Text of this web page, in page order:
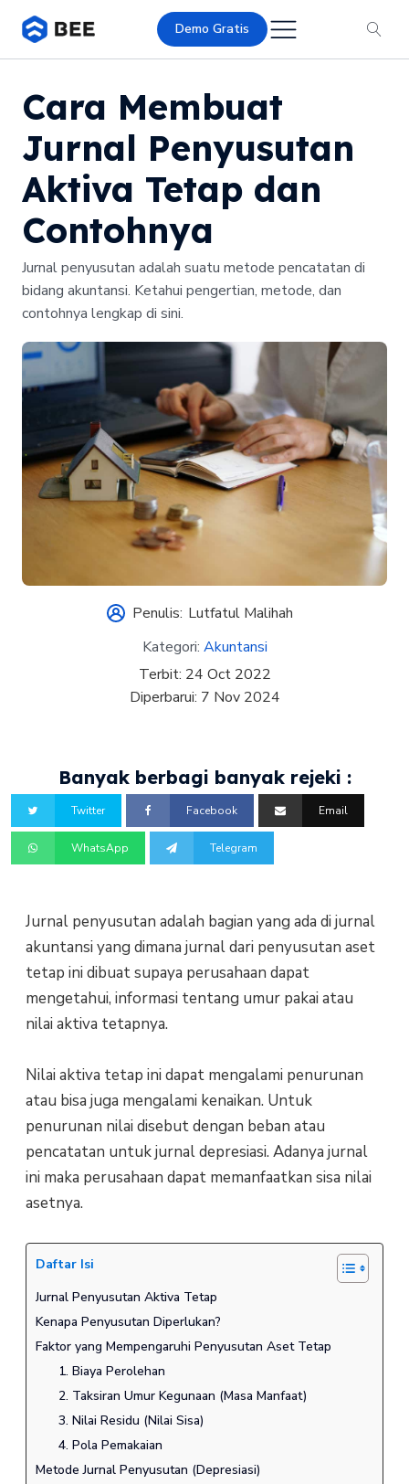
Demo Gratis
Cara Membuat
Jurnal Penyusutan
Aktiva Tetap dan
Contohnya
Jurnal penyusutan adalah suatu metode pencatatan di
bidang akuntansi. Ketahui pengertian, metode, dan
contohnya lengkap di sini.
Penulis: Lutfatul Malihah
Kategori: Akuntansi
Terbit: 24 Oct 2022
Diperbarui: 7 Nov 2024
Banyak berbagi banyak rejeki :
Twitter Facebook Email
WhatsApp Telegram
Jurnal penyusutan adalah bagian yang ada di jurnal
akuntansi yang dimana jurnal dari penyusutan aset
tetap ini dibuat supaya perusahaan dapat
mengetahui, informasi tentang umur pakai atau
nilai aktiva tetapnya.
Nilai aktiva tetap ini dapat mengalami penurunan
atau bisa juga mengalami kenaikan. Untuk
penurunan nilai disebut dengan beban atau
pencatatan untuk jurnal depresiasi. Adanya jurnal
ini maka perusahaan dapat memanfaatkan sisa nilai
asetnya.
Daftar Isi
Jurnal Penyusutan Aktiva Tetap
Kenapa Penyusutan Diperlukan?
Faktor yang Mempengaruhi Penyusutan Aset Tetap
1. Biaya Perolehan
2. Taksiran Umur Kegunaan (Masa Manfaat)
3. Nilai Residu (Nilai Sisa)
4. Pola Pemakaian
Metode Jurnal Penyusutan (Depresiasi)